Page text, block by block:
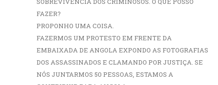
FAZER?
PROPONHO UMA COISA.
FAZERMOS UM PROTESTO EM FRENTE DA
EMBAIXADA DE ANGOLA EXPONDO AS FOTOGRAFIAS
DOS ASSASSINADOS E CLAMANDO POR JUSTIÇA. SE
NÓS JUNTARMOS 50 PESSOAS, ESTAMOS A